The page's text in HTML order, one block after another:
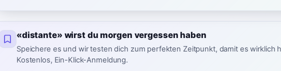
«distante» wirst du morgen vergessen haben
Speichere es und wir testen dich zum perfekten Zeitpunkt, damit es wirklich
Kostenlos, Ein-Klick-Anmeldung.